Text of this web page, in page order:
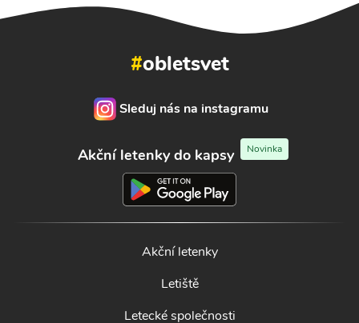
#obletsvet
Sleduj nás na instagramu
Akční letenky do kapsy Novinka
Akční letenky
Letiště
Letecké společnosti